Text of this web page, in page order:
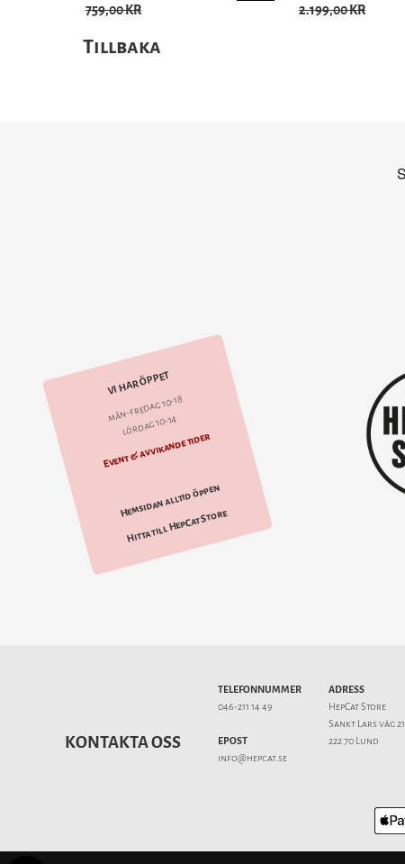
759,00 KR
2.199,00 KR
Tillbaka
VI HAR ÖPPET
mån-fredag 10-18
lördag 10-14
Event & avvikande tider
Hemsidan alltid öppen
Hitta till HepCat Store
KONTAKTA OSS
TELEFONNUMMER
046-211 14 49
EPOST
info@hepcat.se
ADRESS
HepCat Store
Sankt Lars väg 21
222 70 Lund